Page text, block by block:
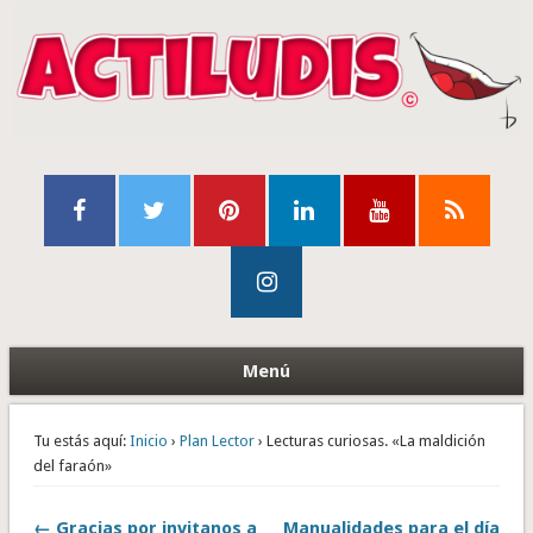
Menú
Tu estás aquí: Inicio › Plan Lector› Lecturas curiosas. «La maldición
del faraón»
← Gracias por invitanos a
Manualidades para el día